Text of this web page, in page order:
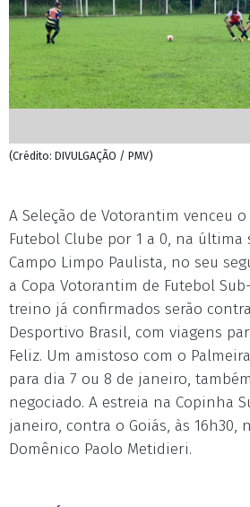
(Crédito: DIVULGAÇÃO / PMV)
A Seleção de Votorantim venceu
Futebol Clube por 1 a 0, na última
Campo Limpo Paulista, no seu
a Copa Votorantim de Futebol
treino já confirmados serão contra
Desportivo Brasil, com viagens
Feliz. Um amistoso com o
para dia 7 ou 8 de janeiro,
negociado. A estreia na Copinha
janeiro, contra o Goiás, às 16h30,
Domênico Paolo Metidieri.